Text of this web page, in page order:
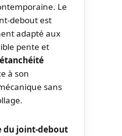
Le
debout est
adapté aux
pente et
étanchéité
à son
sans
du joint-debout